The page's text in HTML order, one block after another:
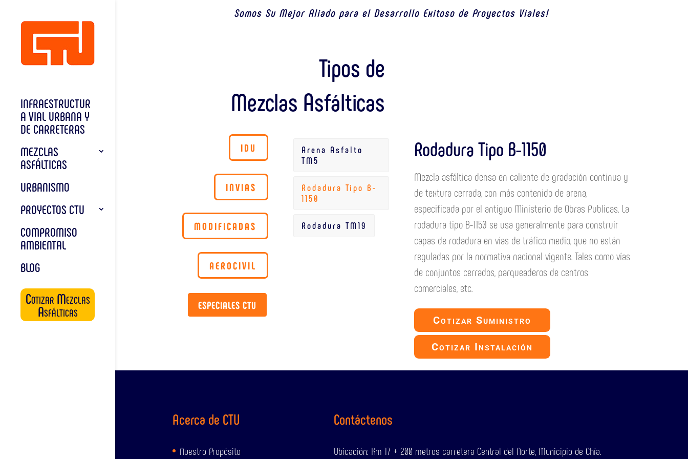
Somos Su Mejor Aliado para el Desarrollo Exitoso de Proyectos Viales!
INFRAESTRUCTUR
A VIAL URBANA Y
DE CARRETERAS
MEZCLAS
ASFÁLTICAS
URBANISMO
PROYECTOS CTU
COMPROMISO
AMBIENTAL
BLOG
Cotizar Mezclas
Asfálticas
Tipos de
Mezclas Asfálticas
IDU
INVIAS
MODIFICADAS
AEROCIVIL
ESPECIALES CTU
Arena Asfalto
TM5
Rodadura Tipo B-
1150
Rodadura TM19
Rodadura Tipo B-1150
Mezcla asfáltica densa en caliente de gradación continua y
de textura cerrada, con más contenido de arena,
especificada por el antiguo Ministerio de Obras Publicas. La
rodadura tipo B-1150 se usa generalmente para construir
capas de rodadura en vías de tráfico medio, que no están
reguladas por la normativa nacional vigente. Tales como vías
de conjuntos cerrados, parqueaderos de centros
comerciales, etc.
Cotizar Suministro
Cotizar Instalación
Acerca de CTU
Nuestro Propósito
Contáctenos
Ubicación: Km 17 + 200 metros carretera Central del Norte, Municipio de Chía.